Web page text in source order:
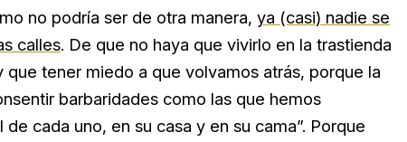
no podría ser de otra manera, ya (casi) nadie se
calles. De que no haya que vivirlo en la trastienda
tener miedo a que volvamos atrás, porque la
barbaridades como las que hemos
cada uno, en su casa y en su cama”. Porque